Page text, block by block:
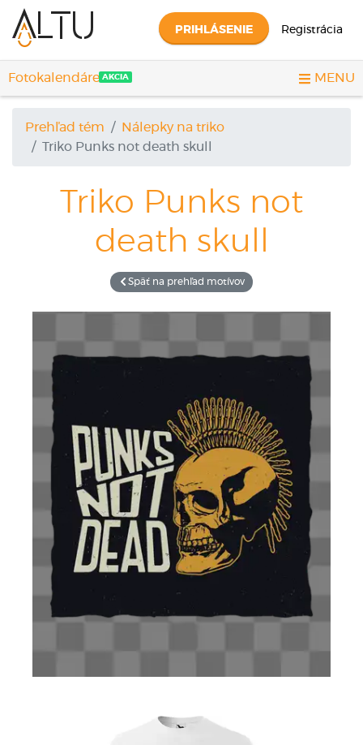
PRIHLÁSENIE Registrácia
Fotokalendáre AKCIA MENU
Prehľad tém
Nálepky na triko
Triko Punks not death skull
Triko Punks not
death skull
Späť na prehľad motívov